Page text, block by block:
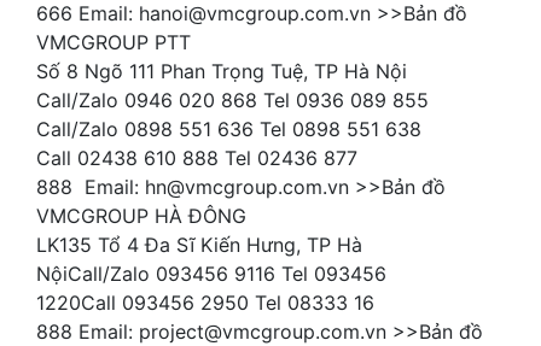
666 Email: hanoi@vmcgroup.com.vn >>Bản đồ
VMCGROUP PTT
Số 8 Ngõ 111 Phan Trọng Tuệ, TP Hà Nội
Call/Zalo 0946 020 868 Tel 0936 089 855
Call/Zalo 0898 551 636 Tel 0898 551 638
Call 02438 610 888 Tel 02436 877
888 Email: hn@vmcgroup.com.vn >>Bản đồ
VMCGROUP HÀ ĐÔNG
LK135 Tổ 4 Đa Sĩ Kiến Hưng, TP Hà
NộiCall/Zalo 093456 9116 Tel 093456
1220Call 093456 2950 Tel 08333 16
888 Email: project@vmcgroup.com.vn >>Bản đồ